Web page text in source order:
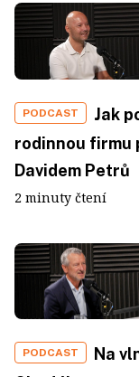
PODCAST
Jak
rodinnou firmu
Davidem Petrů
2 minuty čtení
PODCAST
Na